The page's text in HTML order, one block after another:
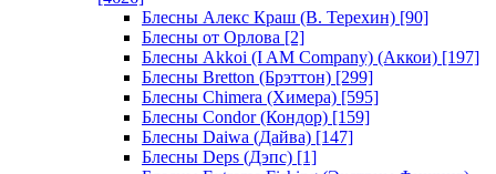
Блесны Алекс Краш (В. Терехин) [90]
Блесны от Орлова [2]
Блесны Akkoi (I AM Company) (Аккои) [197]
Блесны Bretton (Брэттон) [299]
Блесны Chimera (Химера) [595]
Блесны Condor (Кондор) [159]
Блесны Daiwa (Дайва) [147]
Блесны Deps (Дэпс) [1]